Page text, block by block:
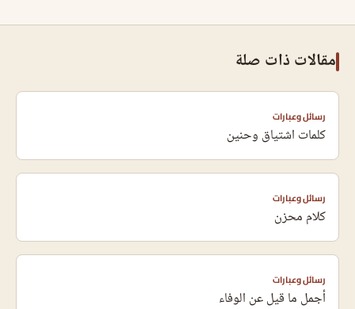
مقالات ذات صلة
رسائل وعبارات
كلمات اشتياق وحنين
رسائل وعبارات
كلام محزن
رسائل وعبارات
أجمل ما قيل عن الوفاء